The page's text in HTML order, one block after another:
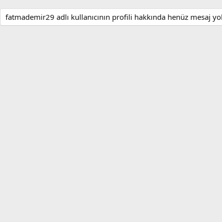
fatmademir29 adlı kullanıcının profili hakkında henüz mesaj